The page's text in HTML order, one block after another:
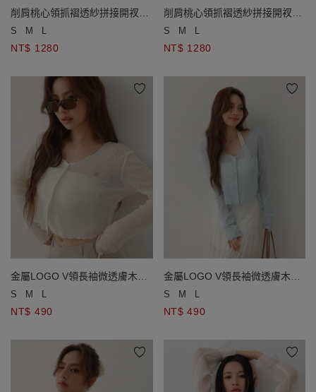
削肩桃心領抓褶透紗拼接開衩長
洋裝(附胸墊)
S M L
NT$ 1280
削肩桃心領抓褶透紗拼接開衩長
洋裝(附胸墊)
S M L
NT$ 1280
金屬LOGO V領長袖微透膚木耳
邊短版開襟針織衫
S M L
NT$ 490
金屬LOGO V領長袖微透膚木耳
邊短版開襟針織衫
S M L
NT$ 490